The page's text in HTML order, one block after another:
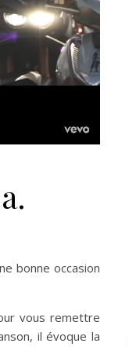
bonne occasion
vous remettre
il évoque la